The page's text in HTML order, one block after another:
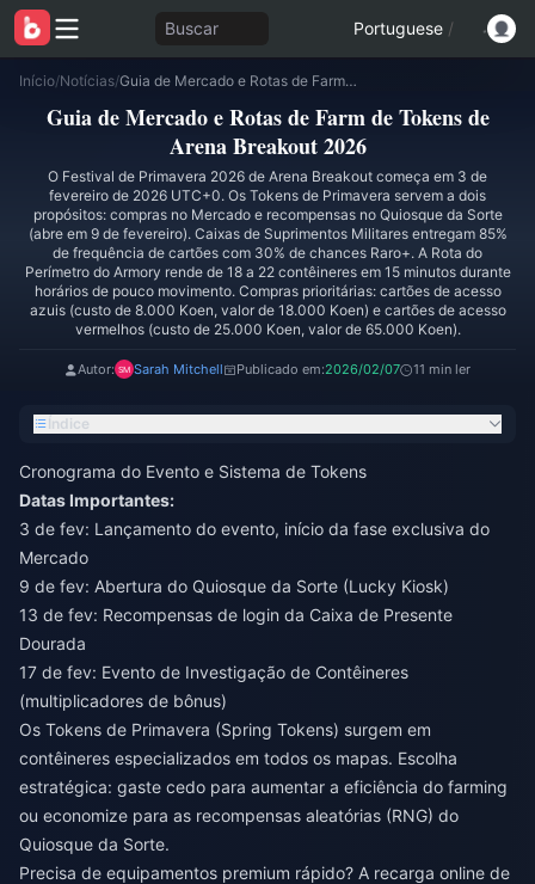
Buscar Portuguese /
Início/Notícias/ Guia de Mercado e Rotas de Farm de Tokens de Arena Breakout 2026
Guia de Mercado e Rotas de Farm de Tokens de
Arena Breakout 2026
O Festival de Primavera 2026 de Arena Breakout começa em 3 de
fevereiro de 2026 UTC+0. Os Tokens de Primavera servem a dois
propósitos: compras no Mercado e recompensas no Quiosque da Sorte
(abre em 9 de fevereiro). Caixas de Suprimentos Militares entregam 85%
de frequência de cartões com 30% de chances Raro+. A Rota do
Perímetro do Armory rende de 18 a 22 contêineres em 15 minutos durante
horários de pouco movimento. Compras prioritárias: cartões de acesso
azuis (custo de 8.000 Koen, valor de 18.000 Koen) e cartões de acesso
vermelhos (custo de 25.000 Koen, valor de 65.000 Koen).
Autor: Sarah Mitchell Publicado em:2026/02/07 11 min ler
Índice
Cronograma do Evento e Sistema de Tokens
Datas Importantes:
3 de fev: Lançamento do evento, início da fase exclusiva do
Mercado
9 de fev: Abertura do Quiosque da Sorte (Lucky Kiosk)
13 de fev: Recompensas de login da Caixa de Presente
Dourada
17 de fev: Evento de Investigação de Contêineres
(multiplicadores de bônus)
Os Tokens de Primavera (Spring Tokens) surgem em
contêineres especializados em todos os mapas. Escolha
estratégica: gaste cedo para aumentar a eficiência do farming
ou economize para as recompensas aleatórias (RNG) do
Quiosque da Sorte.
Precisa de equipamentos premium rápido? A recarga online de